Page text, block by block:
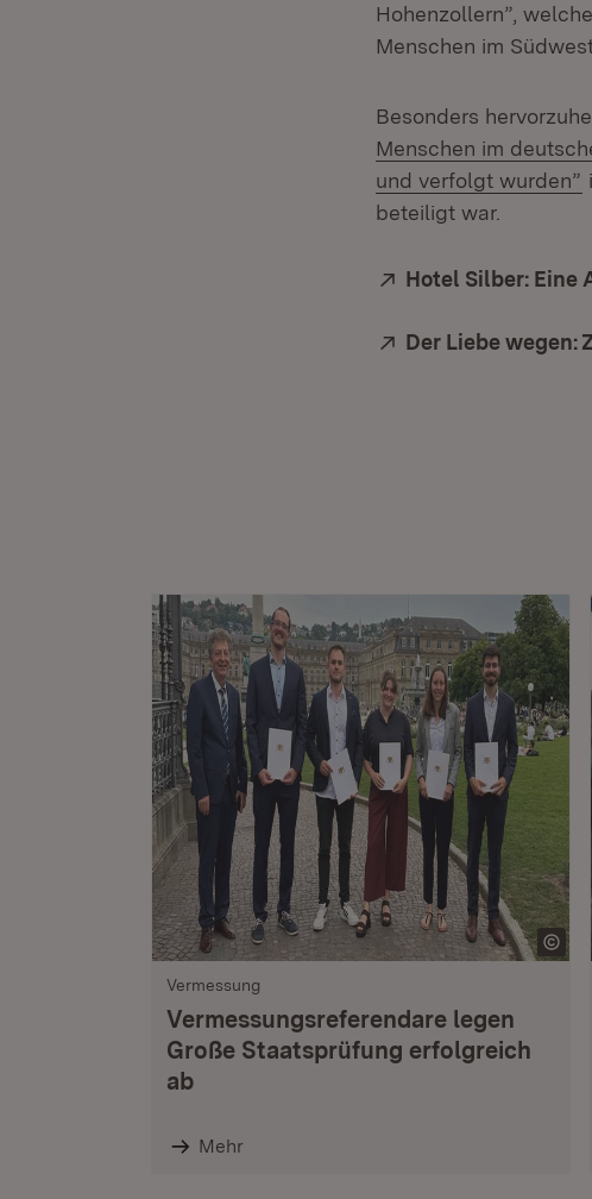
Hohenzollern”,
Menschen im
Besonders
Menschen im
und verfolgt wurden”
beteiligt war.
Extern:
Hotel Silber: Eine
Extern:
Der Liebe wegen:
Vermessung
Vermessungsreferendare legen
Große Staatsprüfung erfolgreich
ab
Mehr